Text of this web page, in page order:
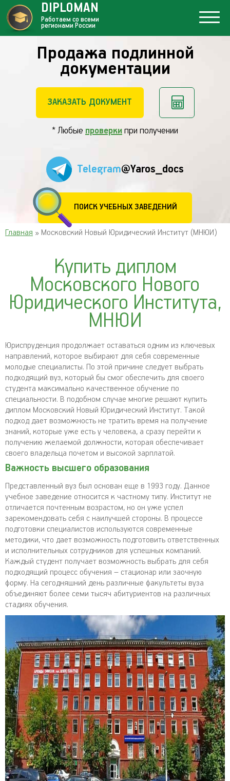
Продажа подлинной
документации
ЗАКАЗАТЬ ДОКУМЕНТ
* Любые проверки при получении
Telegram@Yaros_docs
ПОИСК УЧЕБНЫХ ЗАВЕДЕНИЙ
DIPLOMAN
Работаем со всеми
регионами России
Главная » Московский Новый Юридический Институт (МНЮИ)
Купить диплом
Московского Нового
Юридического Института,
МНЮИ
Юриспруденция продолжает оставаться одним из ключевых
направлений, которое выбирают для себя современные
молодые специалисты. По этой причине следует выбрать
подходящий вуз, который бы смог обеспечить для своего
студента максимально качественное обучение по
специальности. В подобном случае многие решают купить
диплом Московский Новый Юридический Институт. Такой
подход дает возможность не тратить время на получение
знаний, которые уже есть у человека, а сразу перейти к
получению желаемой должности, которая обеспечивает
своего владельца почетом и высокой зарплатой.
Важность высшего образования
Представленный вуз был основан еще в 1993 году. Данное
учебное заведение относится к частному типу. Институт не
отличается почтенным возрастом, но он уже успел
зарекомендовать себя с наилучшей стороны. В процессе
подготовки специалистов используются современные
методики, что дает возможность подготовить ответственных
и исполнительных сотрудников для успешных компаний.
Каждый студент получает возможность выбрать для себя
подходящий процесс обучения – стационар или заочную
форму. На сегодняшний день различные факультеты вуза
объединяют более семи тысяч абитуриентов на различных
стадиях обучения.